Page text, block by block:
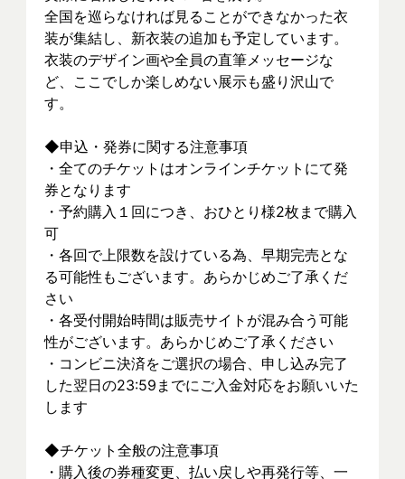
全国を巡らなければ見ることができなかった衣
装が集結し、新⾐装の追加も予定しています。
衣装のデザイン画や全員の直筆メッセージな
ど、ここでしか楽しめない展示も盛り沢山で
す。
◆申込・発券に関する注意事項
・全てのチケットはオンラインチケットにて発
券となります
・予約購入１回につき、おひとり様2枚まで購入
可
・各回で上限数を設けている為、早期完売とな
る可能性もございます。あらかじめご了承くだ
さい
・各受付開始時間は販売サイトが混み合う可能
性がございます。あらかじめご了承ください
・コンビニ決済をご選択の場合、申し込み完了
した翌日の23:59までにご入金対応をお願いいた
します
◆チケット全般の注意事項
・購入後の券種変更、払い戻しや再発行等、一